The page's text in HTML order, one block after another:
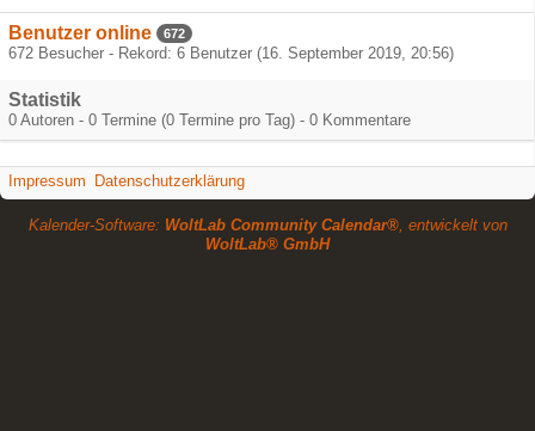
Benutzer online 672
672 Besucher - Rekord: 6 Benutzer (16. September 2019, 20:56)
Statistik
0 Autoren - 0 Termine (0 Termine pro Tag) - 0 Kommentare
Impressum Datenschutzerklärung
Kalender-Software: WoltLab Community Calendar®, entwickelt von
WoltLab® GmbH